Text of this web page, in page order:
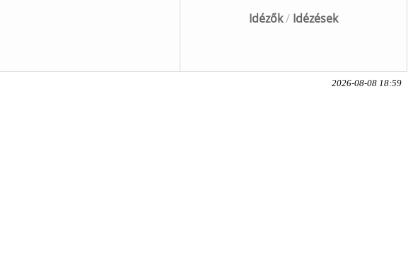
Idézők/ Idézések
2026-08-08 18:59